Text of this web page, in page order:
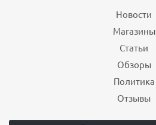
Новости
Магазины
Статьи
Обзоры
Политика
Отзывы